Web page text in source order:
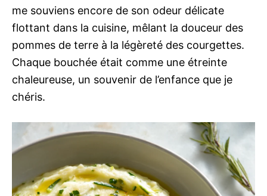
me souviens encore de son odeur délicate
flottant dans la cuisine, mêlant la douceur des
pommes de terre à la légèreté des courgettes.
Chaque bouchée était comme une étreinte
chaleureuse, un souvenir de l’enfance que je
chéris.